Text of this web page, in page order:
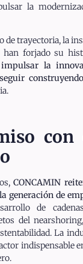
la
de trayectoria, la
han forjado su
impulsar la
CONCAMIN
generación de
de
del
La
indispensable